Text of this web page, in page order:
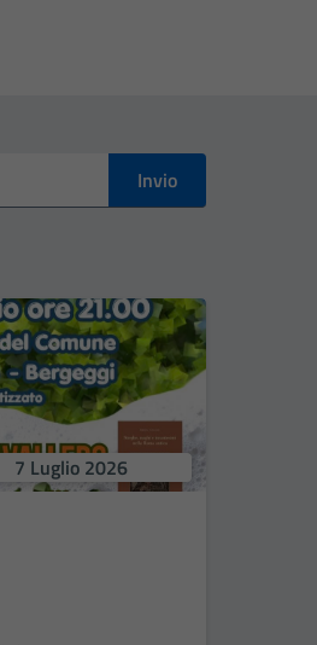
Invio
7 Luglio 2026